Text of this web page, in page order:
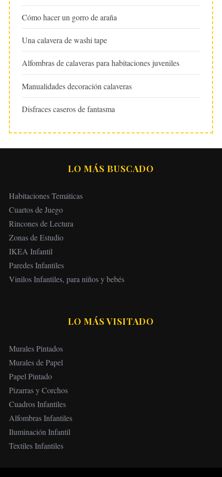
Cómo hacer un gorro de araña
Una calavera de washi tape
Alfombras de calaveras para habitaciones juveniles
Manualidades decoración calaveras
Disfraces caseros de fantasma
LO MÁS BUSCADO
Habitaciones Temáticas
Cuartos de Juego
Rincones de Lectura
Zonas de Estudio
IKEA Infantil
Paredes Infantiles
Vinilos Infantiles, para niños y bebés
LO MÁS VISITADO
Murales Pintados
Murales de Papel
Papel Pintado
Pizarras y Corchos
Cuadros Infantiles
Alfombras Infantiles
Iluminación Infantil
Textiles Infantiles